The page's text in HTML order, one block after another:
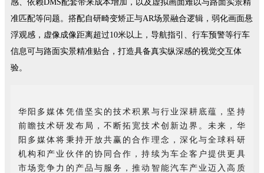
感、依赖DMS配套带来成本增加，以及虚拟画面难以与路面实景精
准匹配等问题。搭配自研畸变矫正与AR场景融合逻辑，弱化画面悬
浮观感，虚像成像距离超过10米以上，导航指引、行车预警等行车
信息可与路面实景精准贴合，打造具备真实纵深感的视觉交互体
验。
华阳多媒体凭借坚实的技术积累与行业深耕底蕴，坚持
前瞻技术研发布局，不断拓宽技术创新边界。未来，华
阳多媒体将秉持开放共赢的合作理念，深化与全球科研
机构和产业伙伴的协同合作，持续为车企客户提供更具
市场竞争力的产品与服务，推动智能汽车产业迈入高质